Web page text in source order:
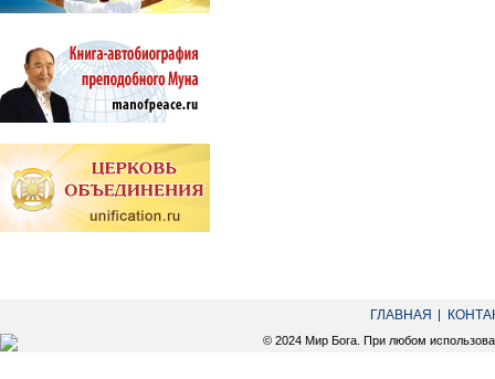
ГЛАВНАЯ
© 2024 Мир Бога. При любом